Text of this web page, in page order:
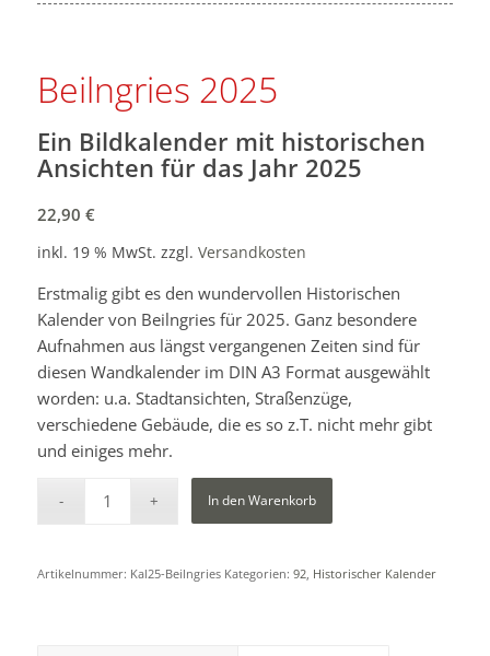
Beilngries 2025
Ein Bildkalender mit historischen
Ansichten für das Jahr 2025
22,90 €
inkl. 19 % MwSt. zzgl. Versandkosten
Erstmalig gibt es den wundervollen Historischen
Kalender von Beilngries für 2025. Ganz besondere
Aufnahmen aus längst vergangenen Zeiten sind für
diesen Wandkalender im DIN A3 Format ausgewählt
worden: u.a. Stadtansichten, Straßenzüge,
verschiedene Gebäude, die es so z.T. nicht mehr gibt
und einiges mehr.
In den Warenkorb
Artikelnummer: Kal25-Beilngries Kategorien: 92, Historischer Kalender